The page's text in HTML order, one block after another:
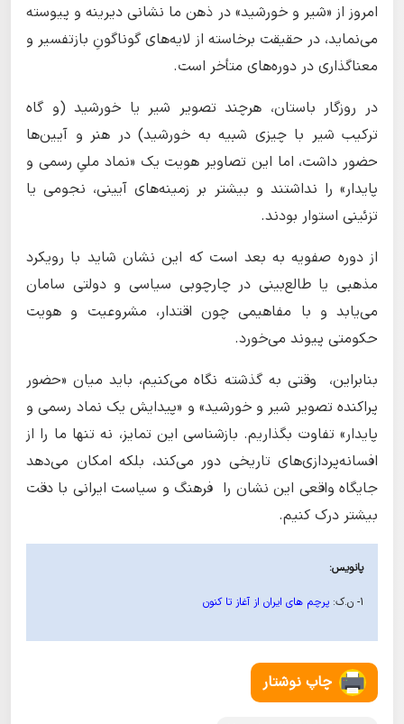
امروز از «شیر و خورشید» در ذهن ما نشانی دیرینه و پیوسته
می‌نماید، در حقیقت برخاسته از لایه‌های گوناگونِ بازتفسیر و
معناگذاری در دوره‌های متأخر است.
در روزگار باستان، هرچند تصویر شیر یا خورشید (و گاه
ترکیب شیر با چیزی شبیه به خورشید) در هنر و آیین‌ها
حضور داشت، اما این تصاویر هویت یک «نماد ملیِ رسمی و
پایدار» را نداشتند و بیشتر بر زمینه‌های آیینی، نجومی یا
تزئینی استوار بودند.
از دوره صفویه به بعد است که این نشان شاید با رویکرد
مذهبی یا طالع‌بینی در چارچوبی سیاسی و دولتی سامان
می‌یابد و با مفاهیمی چون اقتدار، مشروعیت و هویت
حکومتی پیوند می‌خورد.
بنابراین، وقتی به گذشته نگاه می‌کنیم، باید میان «حضور
پراکنده تصویر شیر و خورشید» و «پیدایش یک نماد رسمی و
پایدار» تفاوت بگذاریم. بازشناسی این تمایز، نه تنها ما را از
افسانه‌پردازی‌های تاریخی دور می‌کند، بلکه امکان می‌دهد
جایگاه واقعی این نشان را فرهنگ و سیاست ایرانی با دقت
بیشتر درک کنیم.
پانویس:
۱- ن.ک: پرچم های ایران از آغاز تا کنون
چاپ نوشتار